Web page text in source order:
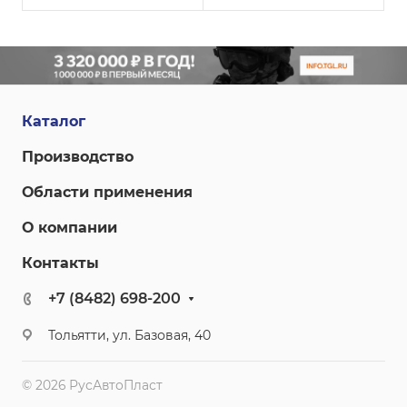
свето - и
Марка в основном
применяется в
автомобильной
промышленности в
интерьера.
Каталог
Производство
Области применения
О компании
Контакты
+7 (8482) 698-200
Тольятти, ул. Базовая, 40
© 2026 РусАвтоПласт